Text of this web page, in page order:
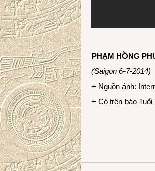
PHẠM HỒNG
(Saigon 6-7-2014)
+ Nguồn ảnh:
+ Có trên báo